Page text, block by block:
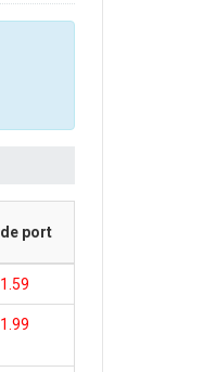
port